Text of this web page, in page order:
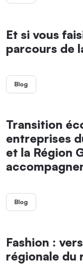
Et si vous
parcours de
Blog
Transition
entreprises
et la Région
Blog
Fashion :
régionale du